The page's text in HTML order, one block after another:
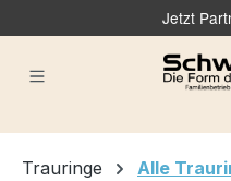
Jetzt
Trauringe Alle